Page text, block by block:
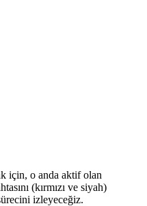
için, o anda aktif olan
(kırmızı ve siyah)
izleyeceğiz.